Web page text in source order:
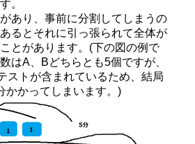
。
あり、事前に分割してしまうの
るとそれに引っ張られて全体が
とがあります。(下の図の例で
はA、Bどちらとも5個ですが、
ストが含まれているため、結局
かかってしまいます。)